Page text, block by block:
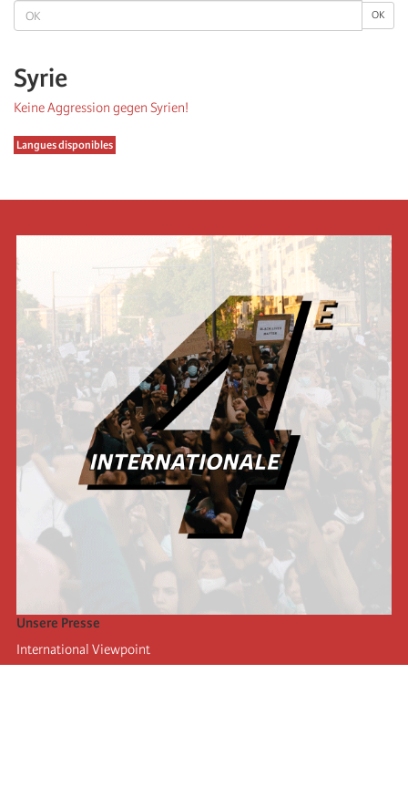
OK OK
Syrie
Keine Aggression gegen Syrien!
Langues disponibles
Unsere Presse
International Viewpoint